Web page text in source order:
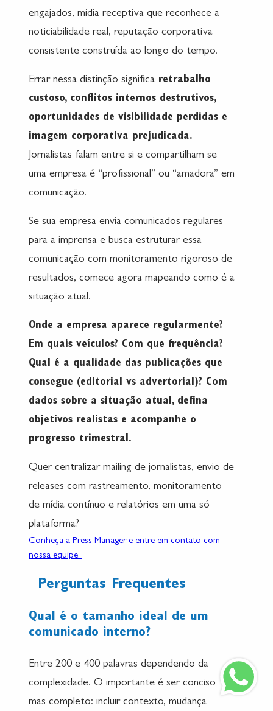
engajados, mídia receptiva que reconhece a
noticiabilidade real, reputação corporativa
consistente construída ao longo do tempo.
Errar nessa distinção significa retrabalho
custoso, conflitos internos destrutivos,
oportunidades de visibilidade perdidas e
imagem corporativa prejudicada.
Jornalistas falam entre si e compartilham se
uma empresa é “profissional” ou “amadora” em
comunicação.
Se sua empresa envia comunicados regulares
para a imprensa e busca estruturar essa
comunicação com monitoramento rigoroso de
resultados, comece agora mapeando como é a
situação atual.
Onde a empresa aparece regularmente?
Em quais veículos? Com que frequência?
Qual é a qualidade das publicações que
consegue (editorial vs advertorial)? Com
dados sobre a situação atual, defina
objetivos realistas e acompanhe o
progresso trimestral.
Quer centralizar mailing de jornalistas, envio de
releases com rastreamento, monitoramento
de mídia contínuo e relatórios em uma só
plataforma?
Conheça a Press Manager e entre em contato com
nossa equipe.
Perguntas Frequentes
Qual é o tamanho ideal de um
comunicado interno?
Entre 200 e 400 palavras dependendo da
complexidade. O importante é ser conciso
mas completo: incluir contexto, mudança